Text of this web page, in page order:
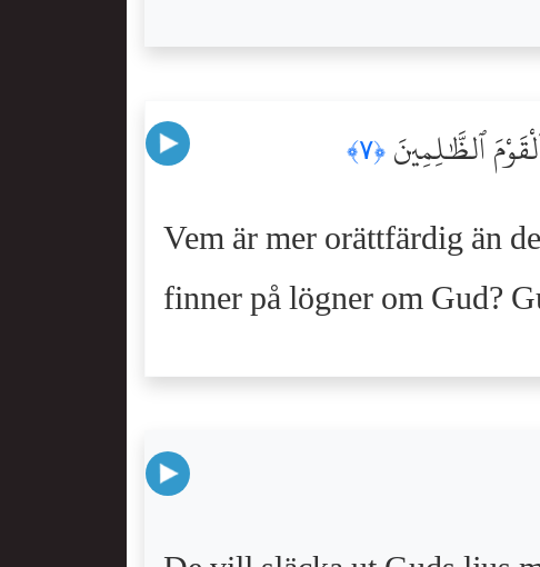
ٱلظَّٰلِمِينَ ﴿٧﴾
Vem är mer orättfärdig än
finner på lögner om Gud?